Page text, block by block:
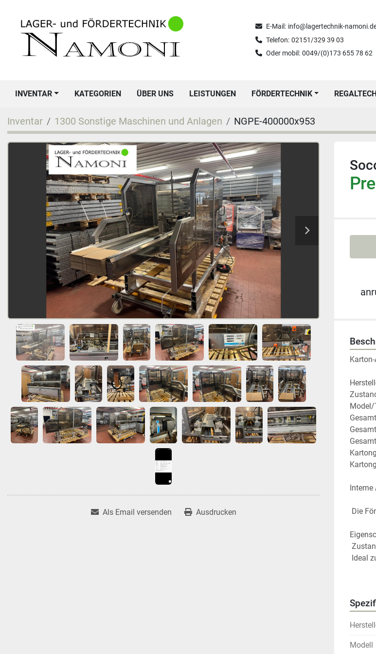
E-Mail: info@lagertechnik-
Telefon: 02151/329 39 03
Oder mobil: 0049/(0)173 655 78 62
INVENTAR KATEGORIEN ÜBER UNS LEISTUNGEN FÖRDERTECHNIK
Inventar 1300 Sonstige Maschinen und Anlagen NGPE-400000x953
Als Email versenden Ausdrucken
Model/
Die
Ideal
Durch die hervorragende Verarbeitung der Fördertechnik gleitet Ihr Material, selbst
Modell